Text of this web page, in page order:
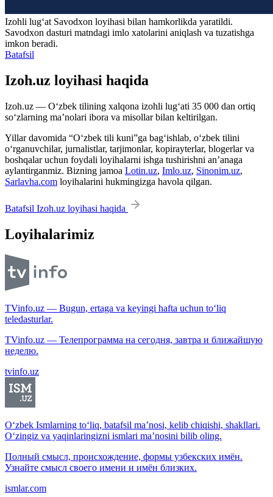
Izohli lugʻat Savodxon loyihasi bilan hamkorlikda yaratildi.
Savodxon dasturi matndagi imlo xatolarini aniqlash va tuzatishga
imkon beradi.
Batafsil
Izoh.uz loyihasi haqida
Izoh.uz — O‘zbek tilining xalqona izohli lug‘ati 35 000 dan ortiq
so‘zlarning ma’nolari ibora va misollar bilan keltirilgan.
Yillar davomida “O‘zbek tili kuni”ga bag‘ishlab, o‘zbek tilini
o‘rganuvchilar, jurnalistlar, tarjimonlar, kopirayterlar, blogerlar va
boshqalar uchun foydali loyihalarni ishga tushirishni an’anaga
aylantirganmiz. Bizning jamoa Lotin.uz, Imlo.uz, Sinonim.uz,
Sarlavha.com loyihalarini hukmingizga havola qilgan.
Batafsil Izoh.uz loyihasi haqida
Loyihalarimiz
TVinfo.uz — Bugun, ertaga va keyingi hafta uchun to‘liq
teledasturlar.
TVinfo.uz — Телепрограмма на сегодня, завтра и ближайшую
неделю.
tvinfo.uz
O‘zbek Ismlarning to‘liq, batafsil ma’nosi, kelib chiqishi, shakllari.
O‘zingiz va yaqinlaringizni ismlari ma’nosini bilib oling.
Полный смысл, происхождение, формы узбекских имён.
Узнайте смысл своего имени и имён близких.
ismlar.com